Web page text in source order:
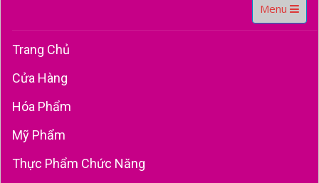
Toggle
navigation
Menu
Trang Chủ
Cửa Hàng
Hóa Phẩm
Mỹ Phẩm
Thực Phẩm Chức Năng